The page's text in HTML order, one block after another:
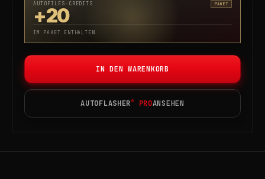
AUTOFILES-CREDITS PAKET
+20
IM PAKET ENTHALTEN
IN DEN WARENKORB
AUTOFLASHER ® PROANSEHEN